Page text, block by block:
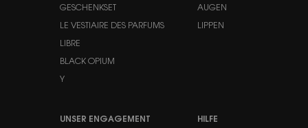
GESCHENKSET
LE VESTIAIRE DES PARFUMS
LIBRE
BLACK OPIUM
Y
AUGEN
LIPPEN
UNSER ENGAGEMENT HILFE